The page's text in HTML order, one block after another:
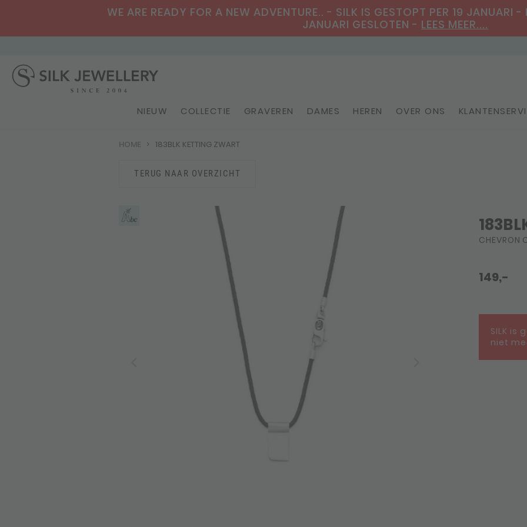
WE ARE READY FOR A NEW ADVENTURE.. - SILK IS GESTOPT PER 19 JANUARI -
JANUARI GESLOTEN - LEES MEER....
NIEUW COLLECTIE GRAVEREN DAMES HEREN OVER ONS
HOME 183BLK KETTING ZWART
TERUG NAAR OVERZICHT
149,-
SILK is
niet